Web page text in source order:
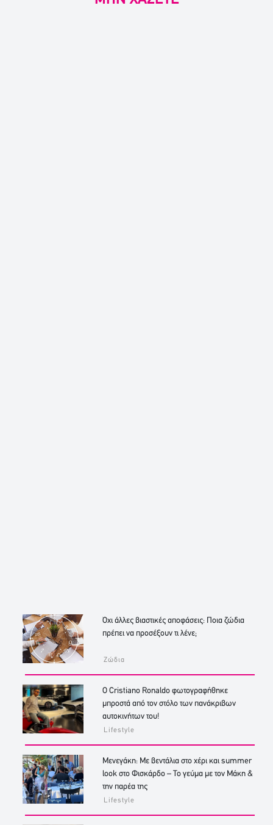
Όχι άλλες βιαστικές αποφάσεις: Ποια ζώδια
πρέπει να προσέξουν τι λένε;
Ζώδια
Ο Cristiano Ronaldo φωτογραφήθηκε
μπροστά από τον στόλο των πανάκριβων
αυτοκινήτων του!
Lifestyle
Μενεγάκη: Με βεντάλια στο χέρι και summer
look στο Φισκάρδο – Το γεύμα με τον Μάκη &
την παρέα της
Lifestyle